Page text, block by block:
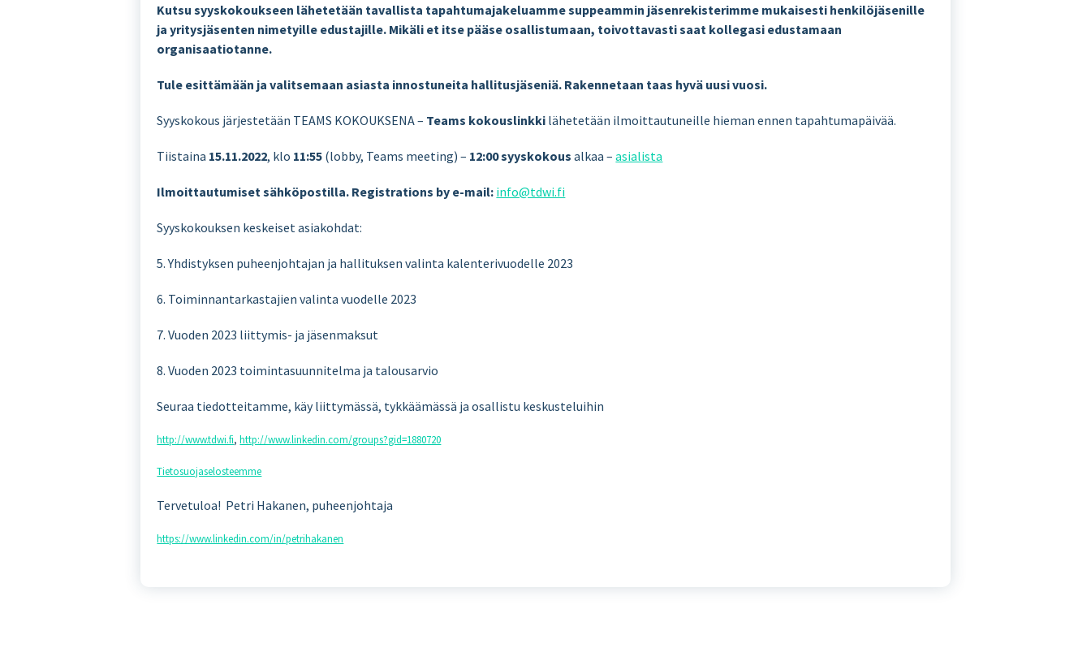
Kutsu syyskokoukseen lähetetään tavallista tapahtumajakeluamme suppeammin jäsenrekisterimme mukaisesti henkilöjäsenille
ja yritysjäsenten nimetyille edustajille. Mikäli et itse pääse osallistumaan, toivottavasti saat kollegasi edustamaan
organisaatiotanne.
Tule esittämään ja valitsemaan asiasta innostuneita hallitusjäseniä. Rakennetaan taas hyvä uusi vuosi.
Syyskokous järjestetään TEAMS KOKOUKSENA – Teams kokouslinkki lähetetään ilmoittautuneille hieman ennen tapahtumapäivää.
Tiistaina 15.11.2022, klo 11:55 (lobby, Teams meeting) – 12:00 syyskokous alkaa –asialista
Ilmoittautumiset sähköpostilla. Registrations by e-mail: info@tdwi.fi
Syyskokouksen keskeiset asiakohdat:
5. Yhdistyksen puheenjohtajan ja hallituksen valinta kalenterivuodelle 2023
6. Toiminnantarkastajien valinta vuodelle 2023
7. Vuoden 2023 liittymis- ja jäsenmaksut
8. Vuoden 2023 toimintasuunnitelma ja talousarvio
Seuraa tiedotteitamme, käy liittymässä, tykkäämässä ja osallistu keskusteluihin
http://www.tdwi.fi,http://www.linkedin.com/groups?gid=1880720
Tietosuojaselosteemme
Tervetuloa! Petri Hakanen, puheenjohtaja
https://www.linkedin.com/in/petrihakanen